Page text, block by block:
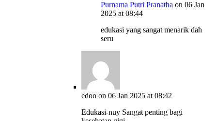
Purnama Putri Pranatha on 06 Jan
2025 at 08:44
edukasi yang sangat menarik dah
seru
edoo on 06 Jan 2025 at 08:42
Edukasi-nuy Sangat penting bagi